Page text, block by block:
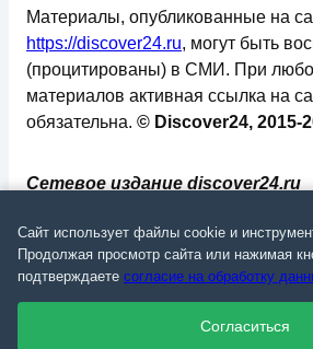
Сетевое издание discover24.ru
надзору в сфере связи,
технологий и массовых
(Роскомнадзор).
Материалы, опубликованные на
https://discover24.ru, могут быть
(процитированы) в СМИ. При
материалов активная ссылка на
обязательна. © Discover24, 2015-
Сайт использует файлы cookie и
Продолжая просмотр сайта или нажимая
подтверждаете согласие на обработку
Согласиться